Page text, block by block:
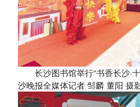
长沙图书馆举行“书香长沙·
沙晚报全媒体记者 邹麟 董阳 摄